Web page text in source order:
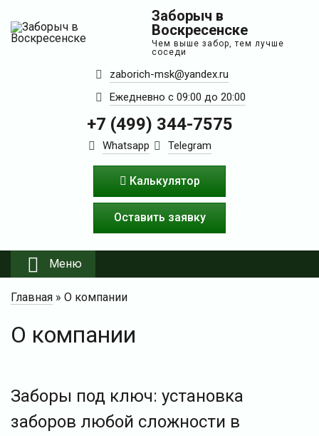
Заборыч в
Воскресенске
Чем выше забор, тем лучше
соседи
zaborich-msk@yandex.ru
Ежедневно с 09:00 до 20:00
+7 (499) 344-7575
Whatsapp Telegram
Калькулятор
Оставить заявку
Меню
Главная » О компании
О компании
Заборы под ключ: установка
заборов любой сложности в